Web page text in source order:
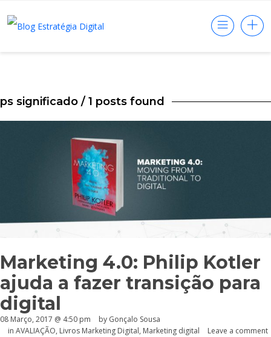
ps significado / 1 posts found
Marketing 4.0: Philip Kotler
ajuda a fazer transição para
digital
08 Março, 2017 @ 4:50 pm by Gonçalo Sousa
in AVALIAÇÃO, Livros Marketing Digital, Marketing digital Leave a comment